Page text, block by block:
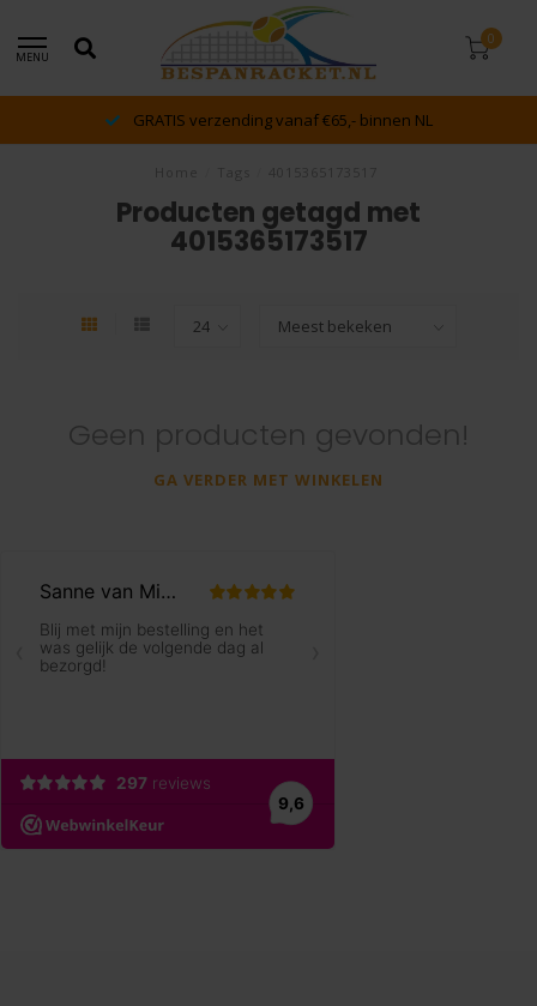
MENU
0
GRATIS verzending vanaf €65,- binnen NL
Producten getagd met
4015365173517
Geen producten gevonden!
GA VERDER MET WINKELEN